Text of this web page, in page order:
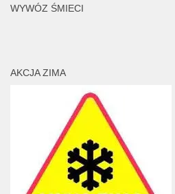
WYWÓZ ŚMIECI
AKCJA ZIMA